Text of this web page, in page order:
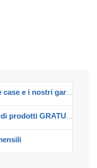
e i nostri garage!
GRATUITO!